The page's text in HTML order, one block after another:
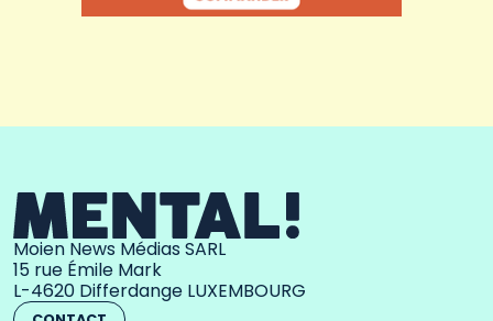
Moien News Médias SARL
15 rue Émile Mark
L-4620 Differdange LUXEMBOURG